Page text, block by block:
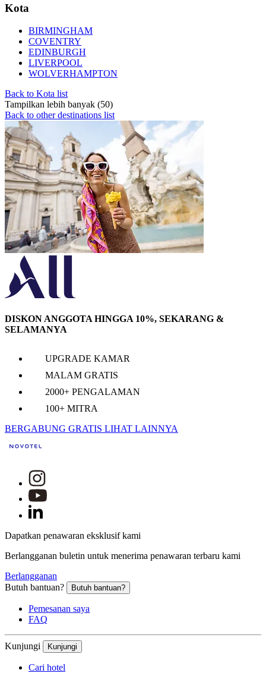
Kota
BIRMINGHAM
COVENTRY
EDINBURGH
LIVERPOOL
WOLVERHAMPTON
Back to Kota list
Tampilkan lebih banyak (50)
Back to other destinations list
DISKON ANGGOTA HINGGA 10%, SEKARANG &
SELAMANYA
UPGRADE KAMAR
MALAM GRATIS
2000+ PENGALAMAN
100+ MITRA
BERGABUNG GRATIS LIHAT LAINNYA
Dapatkan penawaran eksklusif kami
Berlangganan buletin untuk menerima penawaran terbaru kami
Berlangganan
Butuh bantuan?
Butuh bantuan?
Pemesanan saya
FAQ
Kunjungi Kunjungi
Cari hotel